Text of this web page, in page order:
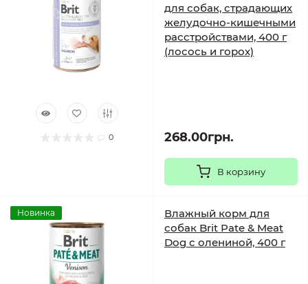
0
для собак, страдающих
желудочно-кишечными
расстройствами, 400 г
(лосось и горох)
268.00грн.
В корзину
Новинка
Влажный корм для
собак Brit Pate & Meat
Dog с олениной, 400 г